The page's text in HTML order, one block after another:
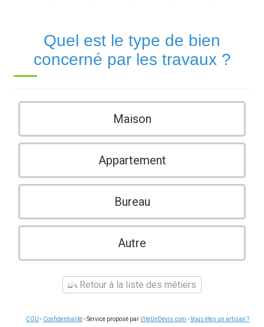
Quel est le type de bien
concerné par les travaux ?
Maison
Appartement
Bureau
Autre
Retour à la liste des métiers
CGU - Confidentialité- Service proposé parViteUnDevis.com -Vous êtes un artisan ?